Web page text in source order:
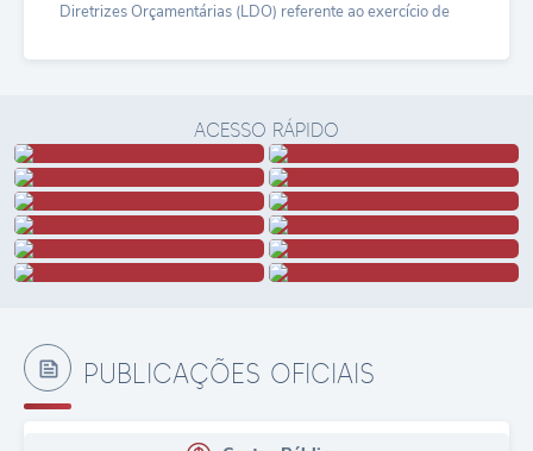
Diretrizes Orçamentárias (LDO) referente ao exercício de
ACESSO RÁPIDO
PUBLICAÇÕES OFICIAIS